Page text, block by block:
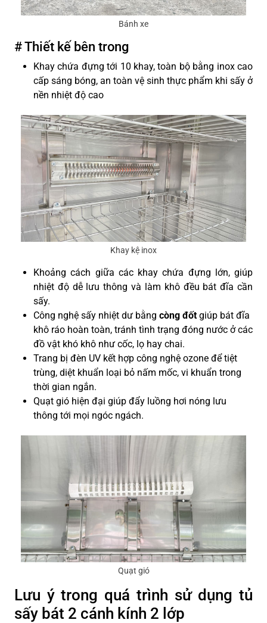
Bánh xe
# Thiết kế bên trong
Khay chứa đựng tới 10 khay, toàn bộ bằng inox cao
cấp sáng bóng, an toàn vệ sinh thực phẩm khi sấy ở
nền nhiệt độ cao
Khay kệ inox
Khoảng cách giữa các khay chứa đựng lớn, giúp
nhiệt độ dễ lưu thông và làm khô đều bát đĩa cần
sấy.
Công nghệ sấy nhiệt dư bằng còng đốtgiúp bát đĩa
khô ráo hoàn toàn, tránh tình trạng đóng nước ở các
đồ vật khó khô như cốc, lọ hay chai.
Trang bị đèn UV kết hợp công nghệ ozone để tiệt
trùng, diệt khuẩn loại bỏ nấm mốc, vi khuẩn trong
thời gian ngắn.
Quạt gió hiện đại giúp đẩy luồng hơi nóng lưu
thông tới mọi ngóc ngách.
Quạt gió
Lưu ý trong quá trình sử dụng tủ
sấy bát 2 cánh kính 2 lớp